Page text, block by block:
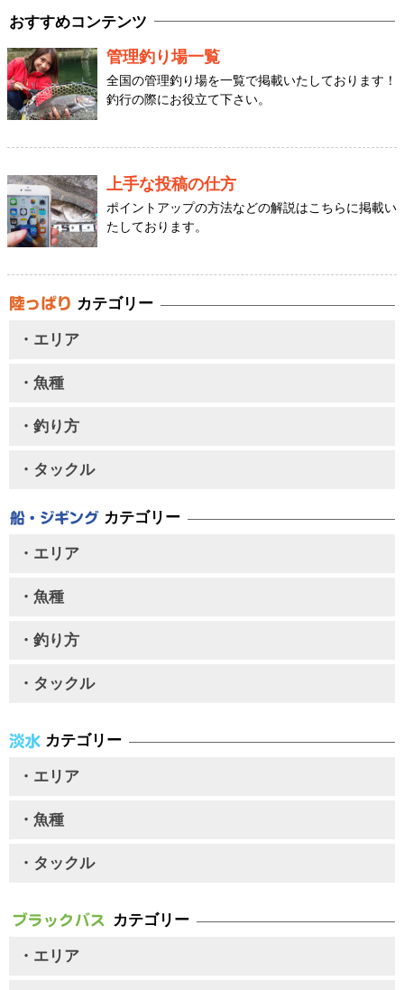
おすすめコンテンツ
管理釣り場一覧
全国の管理釣り場を一覧で掲載いたしております！
釣行の際にお役立て下さい。
上手な投稿の仕方
ポイントアップの方法などの解説はこちらに掲載い
たしております。
カテゴリー
・エリア
・魚種
・釣り方
・タックル
カテゴリー
・エリア
・魚種
・釣り方
・タックル
カテゴリー
・エリア
・魚種
・タックル
カテゴリー
・エリア